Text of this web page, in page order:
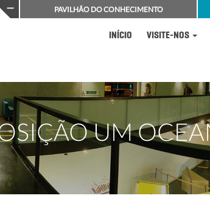
PAVILHÃO DO CONHECIMENTO
INÍCIO VISITE-NOS
UM